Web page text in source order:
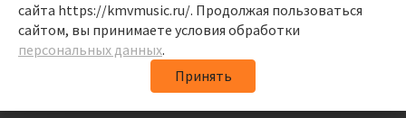
КМВ Мьюзик © 1999-2026
Перелицовка сайта —Рекламный контент, 2022
Политика конфиденциальности
Политика обработки персональных данных
сайта https://kmvmusic.ru/. Продолжая пользоваться
сайтом, вы принимаете условия обработки
персональных данных.
Принять